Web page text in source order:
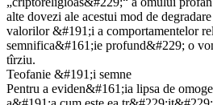
alte dovezi ale acestui mod de
valorilor &#191;i a comportamentelor
semnifica&#161;ie profund&#229; o
tîrziu.
Teofanie &#191;i semne
Pentru a eviden&#161;ia lipsa de